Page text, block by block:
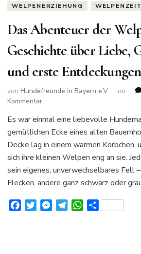
WELPENERZIEHUNG
WELPENZEIT
Das Abenteuer der
Geschichte über Liebe,
und erste Entdeckungen
von Hundefreunde in Bayern e.V. on
Kommentarzu
Abenteuer
der
Welpen:
Geschichte
über
Liebe,
und
erste
Es war einmal eine liebevolle
gemütlichen Ecke eines alten
Decke lag in einem warmen Körbchen,
sich ihre kleinen Welpen eng an sie.
sein eigenes, unverwechselbares Fell
Flecken, andere ganz schwarz oder
FacebookTwitterMessenger
TelegramWhatsApp
Teilen